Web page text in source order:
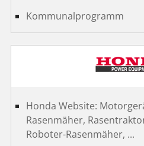
Kommunalprogramm
Honda Website:
Rasenmäher,
Roboter-Rasenmäher, ...